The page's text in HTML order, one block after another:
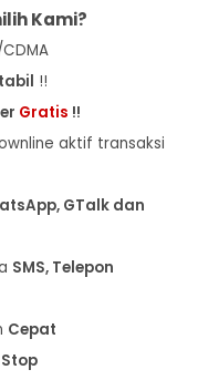
Kami?
!!
Gratis !!
aktif transaksi
GTalk dan
SMS, Telepon
Cepat